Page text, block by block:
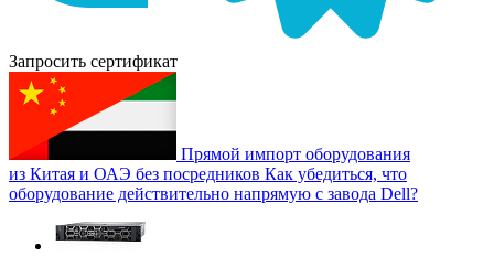
Запросить сертификат
Прямой импорт оборудования
из Китая и ОАЭ без посредников Как убедиться, что
оборудование действительно напрямую с завода Dell?